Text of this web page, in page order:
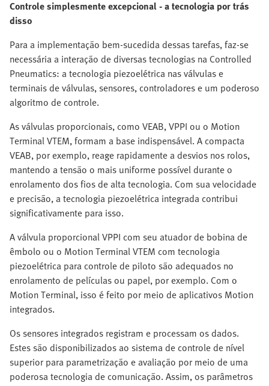
Controle simplesmente excepcional - a tecnologia por trás
disso
Para a implementação bem-sucedida dessas tarefas, faz-se
necessária a interação de diversas tecnologias na Controlled
Pneumatics: a tecnologia piezoelétrica nas válvulas e
terminais de válvulas, sensores, controladores e um poderoso
algoritmo de controle.
As válvulas proporcionais, como VEAB, VPPI ou o Motion
Terminal VTEM, formam a base indispensável. A compacta
VEAB, por exemplo, reage rapidamente a desvios nos rolos,
mantendo a tensão o mais uniforme possível durante o
enrolamento dos fios de alta tecnologia. Com sua velocidade
e precisão, a tecnologia piezoelétrica integrada contribui
significativamente para isso. ​​
A válvula proporcional VPPI com seu atuador de bobina de
êmbolo ou o Motion Terminal VTEM com tecnologia
piezoelétrica para controle de piloto são adequados no
enrolamento de películas ou papel, por exemplo. Com o
Motion Terminal, isso é feito por meio de aplicativos Motion
integrados.
Os sensores integrados registram e processam os dados.
Estes são disponibilizados ao sistema de controle de nível
superior para parametrização e avaliação por meio de uma
poderosa tecnologia de comunicação. Assim, os parâmetros